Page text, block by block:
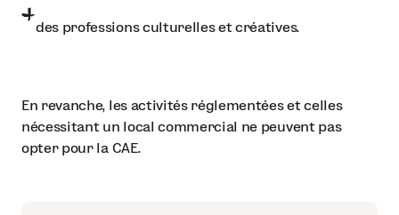
des professions culturelles et créatives.
En revanche, les activités réglementées et celles
nécessitant un local commercial ne peuvent pas
opter pour la CAE.